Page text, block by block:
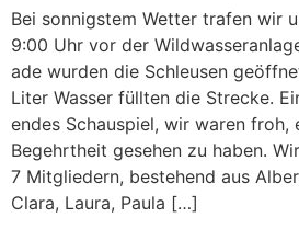
Bei son­nig­stem Wet­ter trafen wir
9:00 Uhr vor der
ade wur­den die Schleusen
Liter Wass­er füll­ten die Strecke.
endes Schaus­piel, wir waren froh,
Begehrtheit gese­hen zu haben.
7 Mit­gliedern, beste­hend aus
Clara, Lau­ra, Paula […]